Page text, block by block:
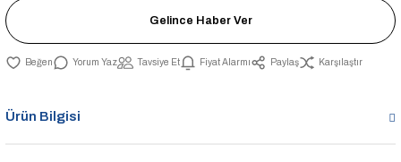
Gelince Haber Ver
Yorum Yaz Tavsiye Et Fiyat Alarmı Paylaş Karşılaştır
Ürün Bilgisi